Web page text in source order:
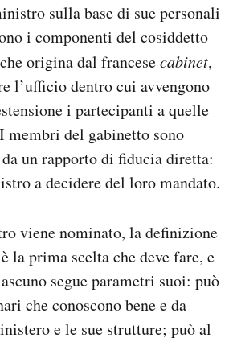
sulla base di sue personali
i componenti del cosiddetto
origina dal francesecabinet,
l’ufficio dentro cui avvengono
i partecipanti a quelle
del gabinetto sono
un rapporto di fiducia diretta:
a decidere del loro mandato.
viene nominato, la definizione
la prima scelta che deve fare, e
segue parametri suoi: può
che conoscono bene e da
e le sue strutture; può al